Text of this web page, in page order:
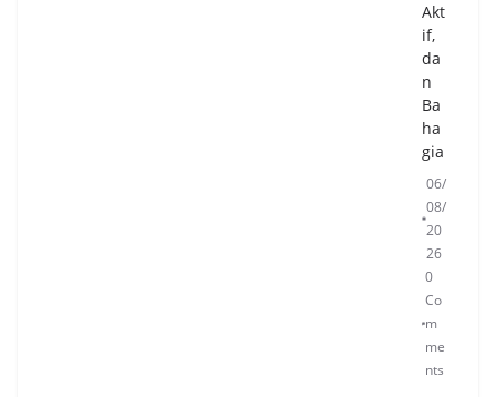
Akt
if,
da
n
Ba
ha
gia
06/
08/
20
26
0
Co
m
me
nts